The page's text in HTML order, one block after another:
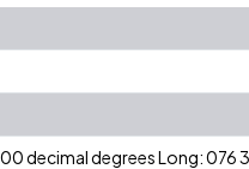
decimal degrees Long: